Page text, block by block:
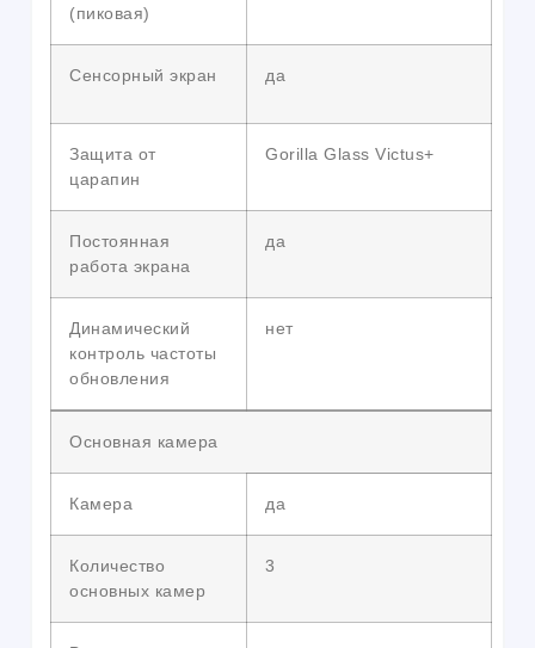
(пиковая)
Сенсорный экран да
Защита от
царапин
Gorilla Glass Victus+
Постоянная
работа экрана
да
Динамический
контроль частоты
обновления
нет
Основная камера
Камера да
Количество
основных камер
3